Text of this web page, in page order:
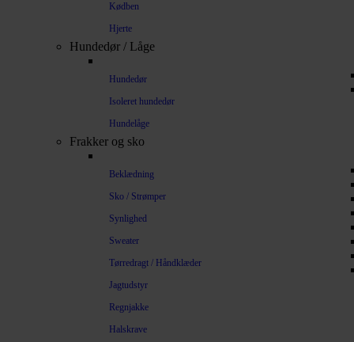
Kødben
Hjerte
Hundedør / Låge
Hundedør
Isoleret hundedør
Hundelåge
Frakker og sko
Beklædning
Sko / Strømper
Synlighed
Sweater
Tørredragt / Håndklæder
Jagtudstyr
Regnjakke
Halskrave